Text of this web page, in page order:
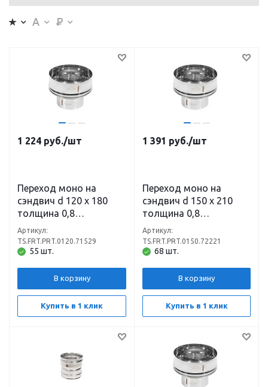
1 224 руб./шт
Переход моно на
сэндвич d 120 х 180
толщина 0,8
нержавеющая сталь
(430) х 0,5
нержавеющая сталь
55 шт.
Артикул:
TS.FRT.PRT.0120.71529
В корзину
Купить в 1 клик
1 391 руб./шт
Переход моно на
сэндвич d 150 х 210
толщина 0,8
нержавеющая сталь
(430) х 0,5
нержавеющая сталь
68 шт.
Артикул:
TS.FRT.PRT.0150.72221
В корзину
Купить в 1 клик